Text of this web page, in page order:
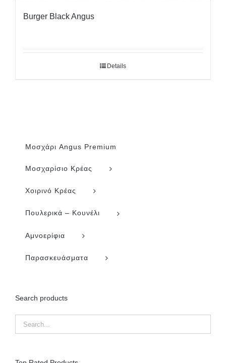
Burger Black Angus
Details
Μοσχάρι Angus Premium
Μοσχαρίσιο Κρέας
Χοιρινό Κρέας
Πουλερικά – Κουνέλι
Αμνοερίφια
Παρασκευάσματα
Search products